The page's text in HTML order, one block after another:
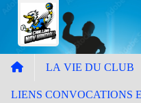
LA VIE DU CLUB
LIENS CONVOCATIONS
Panneau de gestion des cookies